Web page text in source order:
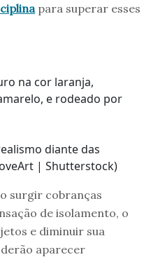
para superar esses
diante das
| Shutterstock)
surgir cobranças
de isolamento, o
e diminuir sua
aparecer